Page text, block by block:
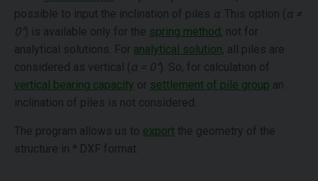
possible to input the inclination of piles α . This option ( α ≠
0° ) is available only for the spring method, not for
analytical solutions. For analytical solution, all piles are
considered as vertical ( α = 0° ). So, for calculation of
vertical bearing capacity or settlement of pile group an
inclination of piles is not considered.
The program allows us to export the geometry of the
structure in *.DXF format.